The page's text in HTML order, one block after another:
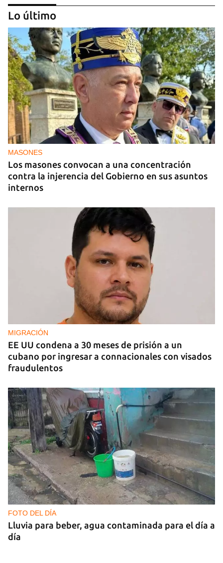
MIAMI
La hija de un diplomático castrista expulsado de
EE UU en 2003 está bajo custodia del ICE
Lo último
MASONES
Los masones convocan a una concentración
contra la injerencia del Gobierno en sus asuntos
internos
MIGRACIÓN
EE UU condena a 30 meses de prisión a un
cubano por ingresar a connacionales con visados
fraudulentos
FOTO DEL DÍA
Lluvia para beber, agua contaminada para el día a
día